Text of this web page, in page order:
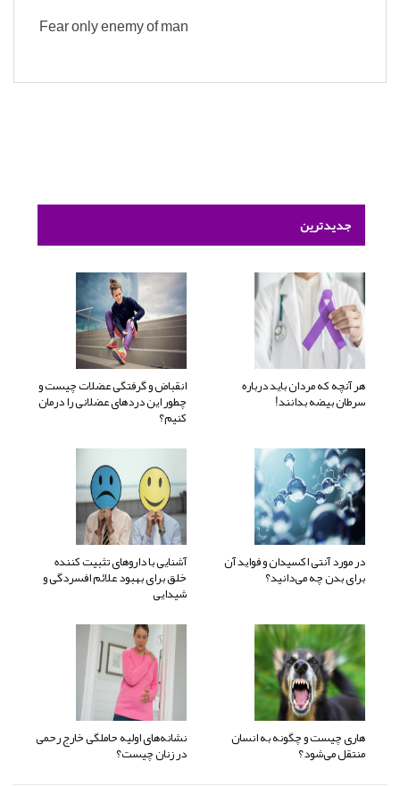
Fear only enemy of man
جدیدترین
هر آنچه که مردان باید درباره
سرطان بیضه بدانند!
انقباض و گرفتگی عضلات چیست و
چطور این دردهای عضلانی را درمان
کنیم؟
در مورد آنتی اکسیدان و فواید آن
برای بدن چه می‌دانید؟
آشنایی با داروهای تثبیت کننده
خلق برای بهبود علائم افسردگی و
شیدایی
هاری چیست و چگونه به انسان
منتقل می‌شود؟
نشانه‌های اولیه حاملگی خارج رحمی
در زنان چیست؟